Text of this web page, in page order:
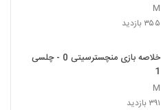
M
۳۵۵ بازدید
خلاصه بازی منچسترسیتی 0 - چلسی
1
M
۳۹۱ بازدید